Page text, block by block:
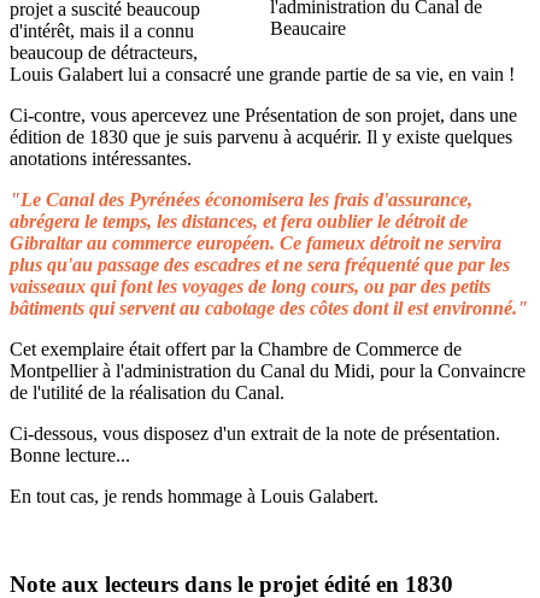
projet a suscité beaucoup
d'intérêt, mais il a connu
beaucoup de détracteurs,
Louis Galabert lui a consacré une grande partie de sa vie, en vain !
Ci-contre, vous apercevez une Présentation de son projet, dans une
édition de 1830 que je suis parvenu à acquérir. Il y existe quelques
anotations intéressantes.
"Le Canal des Pyrénées économisera les frais d'assurance,
abrégera le temps, les distances, et fera oublier le détroit de
Gibraltar au commerce européen. Ce fameux détroit ne servira
plus qu'au passage des escadres et ne sera fréquenté que par les
vaisseaux qui font les voyages de long cours, ou par des petits
bâtiments qui servent au cabotage des côtes dont il est environné."
Cet exemplaire était offert par la Chambre de Commerce de
Montpellier à l'administration du Canal du Midi, pour la Convaincre
de l'utilité de la réalisation du Canal.
Ci-dessous, vous disposez d'un extrait de la note de présentation.
Bonne lecture...
En tout cas, je rends hommage à Louis Galabert.
Note aux lecteurs dans le projet édité en 1830